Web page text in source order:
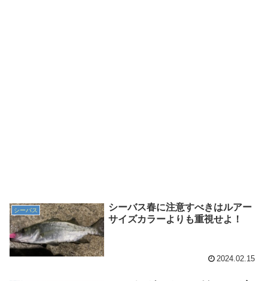
シーバス
シーバス春に注意すべきはルアー
サイズカラーよりも重視せよ！
2024.02.15